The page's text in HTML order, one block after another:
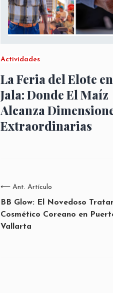
Actividades
La Feria del Elote en
Jala: Donde El Maíz
Alcanza
Extraordinarias
⟵ Ant. Artículo
BB Glow: El Novedoso
Cosmético Coreano en
Vallarta